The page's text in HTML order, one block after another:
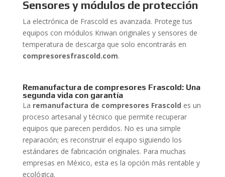
Sensores y módulos de protección
La electrónica de Frascold es avanzada. Protege tus
equipos con módulos Kriwan originales y sensores de
temperatura de descarga que solo encontrarás en
compresoresfrascold.com.
Remanufactura de compresores Frascold: Una
segunda vida con garantía
La remanufactura de compresores Frascold es un
proceso artesanal y técnico que permite recuperar
equipos que parecen perdidos. No es una simple
reparación; es reconstruir el equipo siguiendo los
estándares de fabricación originales. Para muchas
empresas en México, esta es la opción más rentable y
ecológica.